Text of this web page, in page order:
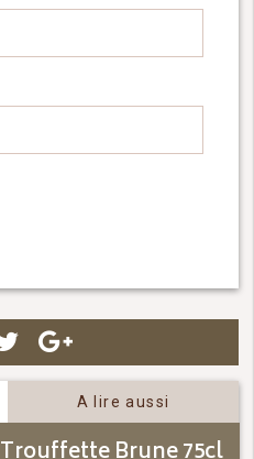
A lire aussi